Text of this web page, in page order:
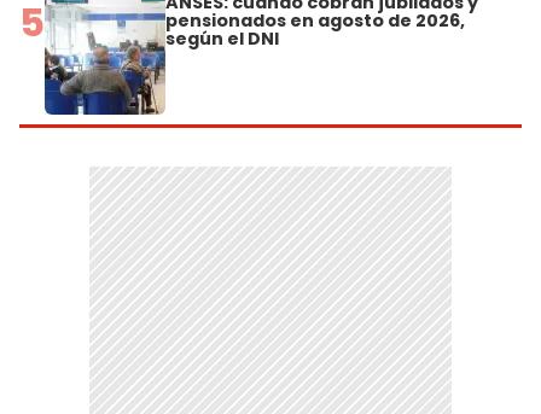
5 pensionados en agosto de 2026,
según el DNI